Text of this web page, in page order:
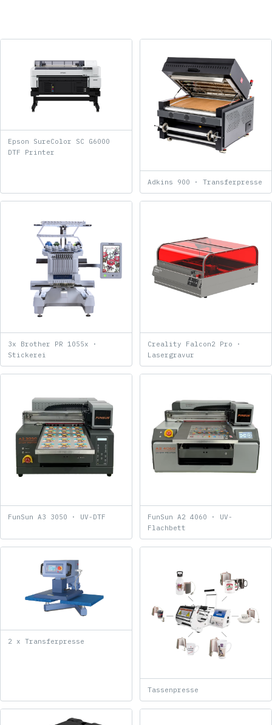
Epson SureColor SC G6000
DTF Printer
Adkins 900 · Transferpresse
3x Brother PR 1055x ·
Stickerei
Creality Falcon2 Pro ·
Lasergravur
FunSun A3 3050 · UV-DTF
FunSun A2 4060 · UV-
Flachbett
2 x Transferpresse
Tassenpresse